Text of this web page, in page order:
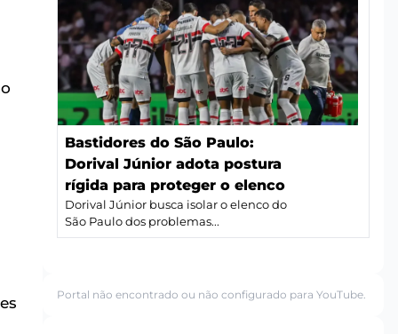
Bastidores do São Paulo:
Dorival Júnior adota postura
rígida para proteger o elenco
Dorival Júnior busca isolar o elenco do
São Paulo dos problemas...
Portal não encontrado ou não configurado para YouTube.